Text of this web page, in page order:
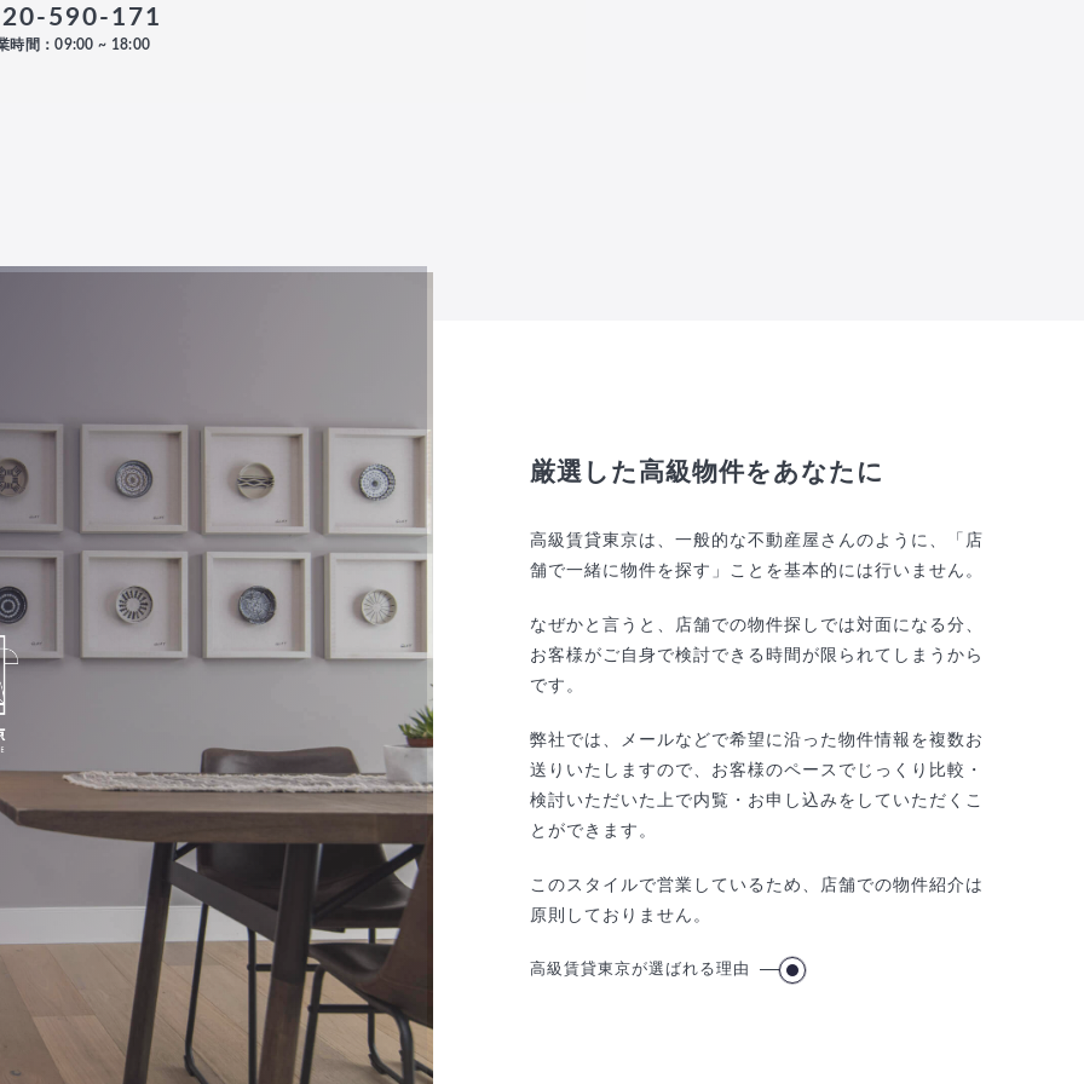
590-171
時間：09:00 ~ 18:00
厳選した高級物件をあなたに
高級賃貸東京は、一般的な不動産屋さんのように、「店
舗で一緒に物件を探す」ことを基本的には行いません。
なぜかと言うと、店舗での物件探しでは対面になる分、
お客様がご自身で検討できる時間が限られてしまうから
です。
弊社では、メールなどで希望に沿った物件情報を複数お
送りいたしますので、お客様のペースでじっくり比較・
検討いただいた上で内覧・お申し込みをしていただくこ
とができます。
このスタイルで営業しているため、店舗での物件紹介は
原則しておりません。
高級賃貸東京が選ばれる理由